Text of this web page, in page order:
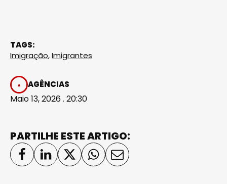
TAGS:
Imigração,Imigrantes
AGÊNCIAS
Maio 13, 2026 . 20:30
PARTILHE ESTE ARTIGO: